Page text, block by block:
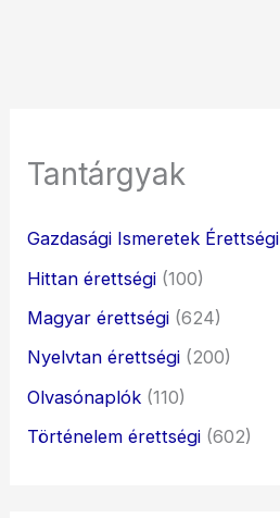
Tantárgyak
Gazdasági Ismeretek Érettségi
Hittan érettségi (100)
Magyar érettségi (624)
Nyelvtan érettségi (200)
Olvasónaplók (110)
Történelem érettségi (602)